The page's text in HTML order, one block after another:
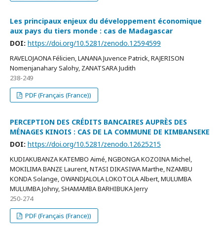
Les principaux enjeux du développement économique
aux pays du tiers monde : cas de Madagascar
DOI: https://doi.org/10.5281/zenodo.12594599
RAVELOJAONA Félicien, LANANA Juvence Patrick, RAJERISON
Nomenjanahary Salohy, ZANATSARA Judith
238-249
PDF (Français (France))
PERCEPTION DES CRÉDITS BANCAIRES AUPRÈS DES
MÉNAGES KINOIS : CAS DE LA COMMUNE DE KIMBANSEKE
DOI: https://doi.org/10.5281/zenodo.12625215
KUDIAKUBANZA KATEMBO Aimé, NGBONGA KOZOINA Michel,
MOKILIMA BANZE Laurent, NTASI DIKASIWA Marthe, NZAMBU
KONDA Solange, OWANDJALOLA LOKOTOLA Albert, MULUMBA
MULUMBA Johny, SHAMAMBA BARHIBUKA Jerry
250-274
PDF (Français (France))